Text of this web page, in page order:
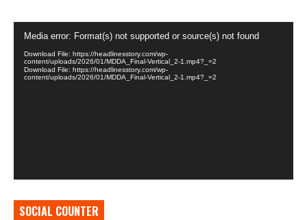
Player
Media error: Format(s) not supported or source(s) not found
Download File: https://headlinesstory.com/wp-
content/uploads/2026/01/MDDA_Final-Vertical_2-1.mp4?_=2
Download File: https://headlinesstory.com/wp-
content/uploads/2026/01/MDDA_Final-Vertical_2-1.mp4?_=2
SOCIAL COUNTER